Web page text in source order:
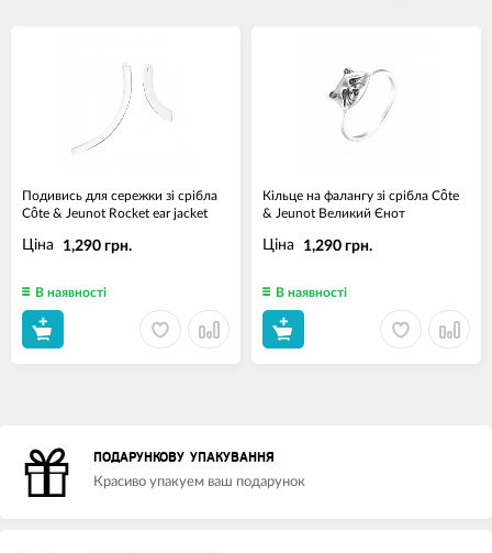
Подивись для сережки зі срібла
Côte & Jeunot Rocket ear jacket
Ціна 1,290 грн.
В наявності
Кільце на фалангу зі срібла Côte
& Jeunot Великий Єнот
Ціна 1,290 грн.
В наявності
ПОДАРУНКОВУ УПАКУВАННЯ
Красиво упакуем ваш подарунок